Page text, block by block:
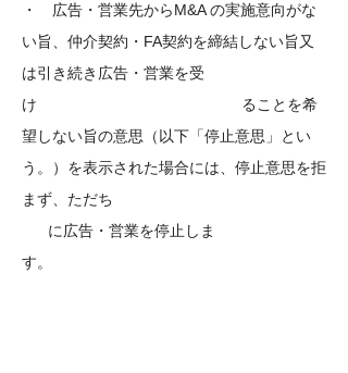
・ 広告・営業先からM&A の実施意向がな
い旨、仲介契約・FA契約を締結しない旨又
は引き続き広告・営業を受
け ることを希
望しない旨の意思（以下「停止意思」とい
う。）を表示された場合には、停止意思を拒
まず、ただち
に広告・営業を停止しま
す。